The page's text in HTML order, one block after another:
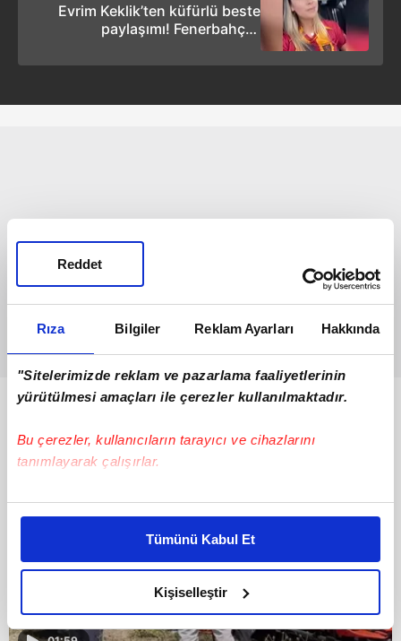
Rıza Bilgiler Reklam Ayarları Hakkında
"Sitelerimizde reklam ve pazarlama faaliyetlerinin
yürütülmesi amaçları ile çerezler kullanılmaktadır.
Bu çerezler, kullanıcıların tarayıcı ve cihazlarını
tanımlayarak çalışırlar.
Bu çerezlere izin vermeniz halinde sizlere özel
daha iyi reklam deneyimi yaşatabiliriz. Bunu yaparken
amacımızın size daha iyi bir reklam deneyimi sunmak
olduğunu ve sizlere en iyi içerikleri sunabilmek adına
elimizden gelen çabayı gösterdiğimizi ve bu noktada,
reklamların maliyetlerimizi karşılamak noktasında tek gelir
Tümünü Kabul Et
Kişiselleştir
Reddet
Evrim Keklik’ten küfürlü beste
paylaşımı! Fenerbahçeli